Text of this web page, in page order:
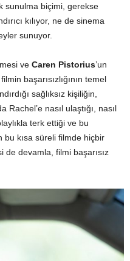
sunulma biçimi, gerekse
kılıyor, ne de sinema
sunuyor.
ve Caren Pistorius’un
başarısızlığının temel
sağlıksız kişiliğin,
Rachel’e nasıl ulaştığı, nasıl
terk ettiği ve bu
bu kısa süreli filmde hiçbir
de devamla, filmi başarısız